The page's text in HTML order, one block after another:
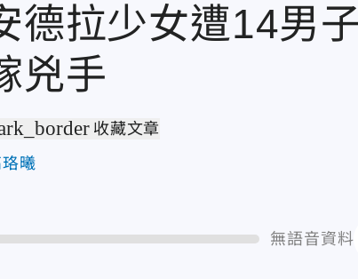
德拉少女遭14男
兇手
收藏文章
曦
無語音資料